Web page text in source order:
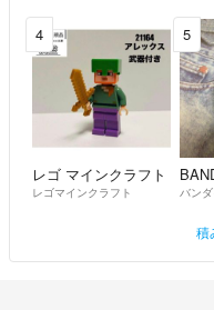
4
レゴ マインクラフト
レゴマインクラフト
5
バンダ
積